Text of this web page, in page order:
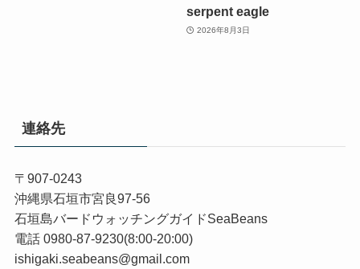
serpent eagle
2026年8月3日
連絡先
〒907-0243
沖縄県石垣市宮良97-56
石垣島バードウォッチングガイドSeaBeans
電話 0980-87-9230(8:00-20:00)
ishigaki.seabeans@gmail.com